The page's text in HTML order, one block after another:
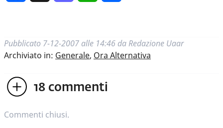
Pubblicato 7-12-2007 alle 14:46 da Redazione Uaar
Archiviato in: Generale, Ora Alternativa
18 commenti
Commenti chiusi.